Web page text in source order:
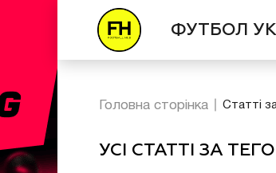
ФУТБОЛ
Головна сторінка Статті
УСІ СТАТТІ ЗА